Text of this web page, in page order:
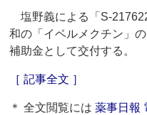
塩野義による「S-
和の「イベルメクチン」
補助金として交付する。
［ 記事全文 ］
＊ 全文閲覧には薬事日報